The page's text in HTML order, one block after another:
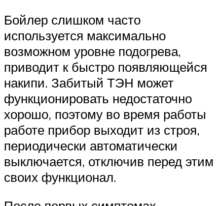
Бойлер слишком часто
используется максимально
возможном уровне подогрева,
приводит к быстро появляющейся
накипи. Забитый ТЭН может
функционировать недостаточно
хорошо, поэтому во время работы
работе прибор выходит из строя,
периодически автоматически
выключается, отключив перед этим
своих функционал.